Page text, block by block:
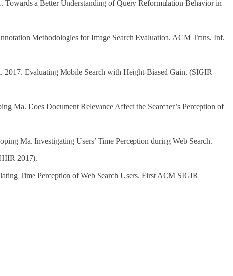
Towards a Better Understanding of Query Reformulation Behavior in
Methodologies for Image Search Evaluation. ACM Trans. Inf.
2017. Evaluating Mobile Search with Height-Biased Gain. (SIGIR
Ma. Does Document Relevance Affect the Searcher’s Perception of
Ma. Investigating Users’ Time Perception during Web Search.
2017).
Time Perception of Web Search Users. First ACM SIGIR